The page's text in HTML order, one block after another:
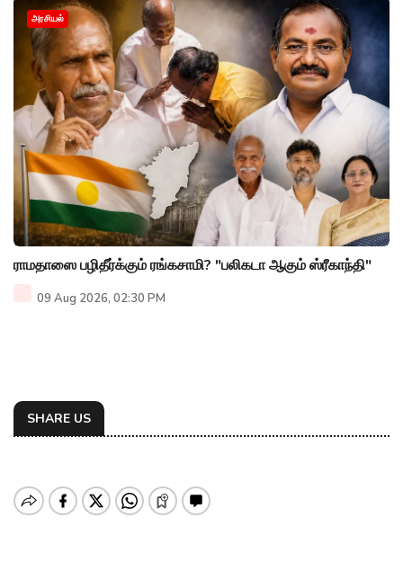
அரசியல்
ராமதாஸை பழிதீர்க்கும் ரங்கசாமி? "பலிகடா ஆகும் ஸ்ரீகாந்தி"
09 Aug 2026, 02:30 PM
SHARE US